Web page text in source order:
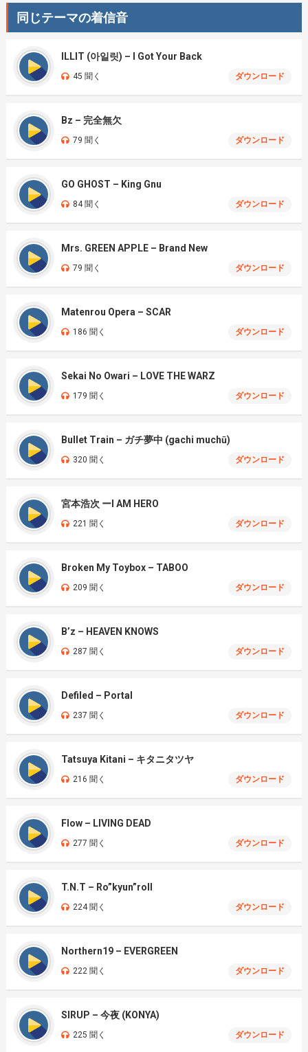
同じテーマの着信音
ILLIT (아일릿) – I Got Your Back
45 聞く ダウンロード
Bz – 完全無欠
79 聞く ダウンロード
GO GHOST – King Gnu
84 聞く ダウンロード
Mrs. GREEN APPLE – Brand New
79 聞く ダウンロード
Matenrou Opera – SCAR
186 聞く ダウンロード
Sekai No Owari – LOVE THE WARZ
179 聞く ダウンロード
Bullet Train – ガチ夢中 (gachi muchū)
320 聞く ダウンロード
宮本浩次 ーI AM HERO
221 聞く ダウンロード
Broken My Toybox – TABOO
209 聞く ダウンロード
B’z – HEAVEN KNOWS
287 聞く ダウンロード
Defiled – Portal
237 聞く ダウンロード
Tatsuya Kitani – キタニタツヤ
216 聞く ダウンロード
Flow – LIVING DEAD
277 聞く ダウンロード
T.N.T – Ro”kyun”roll
224 聞く ダウンロード
Northern19 – EVERGREEN
222 聞く ダウンロード
SIRUP – 今夜 (KONYA)
225 聞く ダウンロード